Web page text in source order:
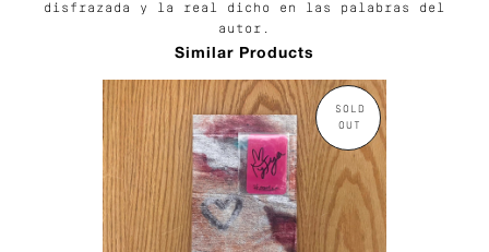
disfrazada y la real dicho en las palabras del
autor.
Similar Products
SOLD
OUT